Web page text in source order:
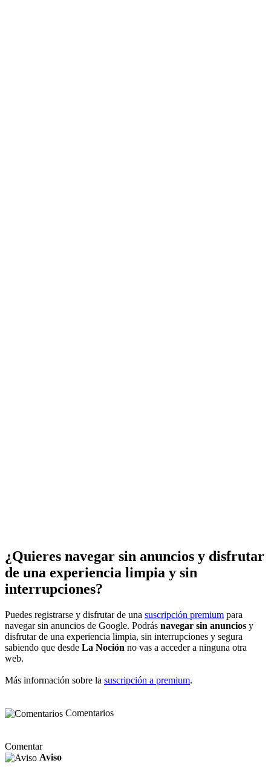
¿Quieres navegar sin anuncios y disfrutar
de una experiencia limpia y sin
interrupciones?
Puedes registrarse y disfrutar de una suscripción premium para
navegar sin anuncios de Google. Podrás navegar sin anuncios y
disfrutar de una experiencia limpia, sin interrupciones y segura
sabiendo que desde La Noción no vas a acceder a ninguna otra
web.
Más información sobre la suscripción a premium.
Comentarios
Comentar
Aviso